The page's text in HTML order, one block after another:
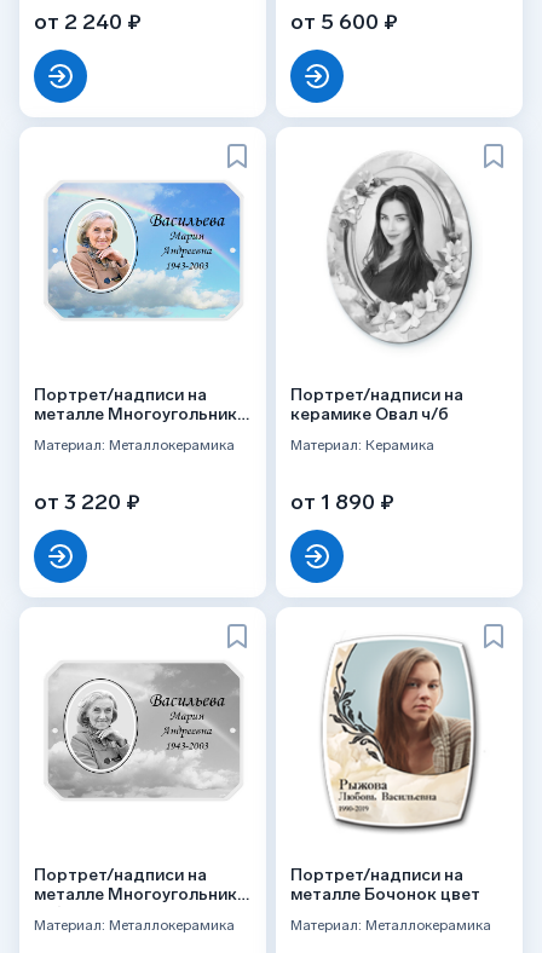
от 2 240 ₽ от 5 600 ₽
Портрет/надписи на
металле Многоугольник
Материал: Металлокерамика
от 3 220 ₽
Портрет/надписи на
керамике Овал ч/б
Материал: Керамика
от 1 890 ₽
Портрет/надписи на
металле Многоугольник
Материал: Металлокерамика
Портрет/надписи на
металле Бочонок цвет
Материал: Металлокерамика